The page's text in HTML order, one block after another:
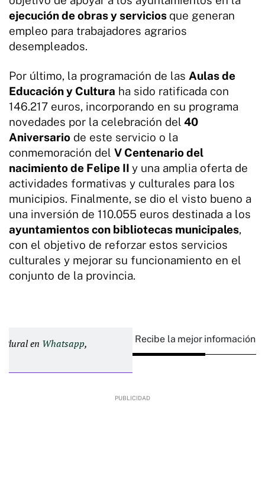
ejecución de obras y servicios que generan
empleo para trabajadores agrarios
desempleados.
Por último, la programación de las Aulas de
Educación y Cultura ha sido ratificada con
146.217 euros, incorporando en su programa
novedades por la celebración del 40
Aniversario de este servicio o la
conmemoración del V Centenario del
nacimiento de Felipe II y una amplia oferta de
actividades formativas y culturales para los
municipios. Finalmente, se dio el visto bueno a
una inversión de 110.055 euros destinada a los
ayuntamientos con bibliotecas municipales,
con el objetivo de reforzar estos servicios
culturales y mejorar su funcionamiento en el
conjunto de la provincia.
Plural en Whatsapp, Recibe la mejor información